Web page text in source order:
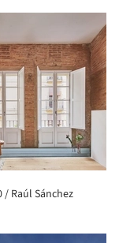
/ Raúl Sánchez